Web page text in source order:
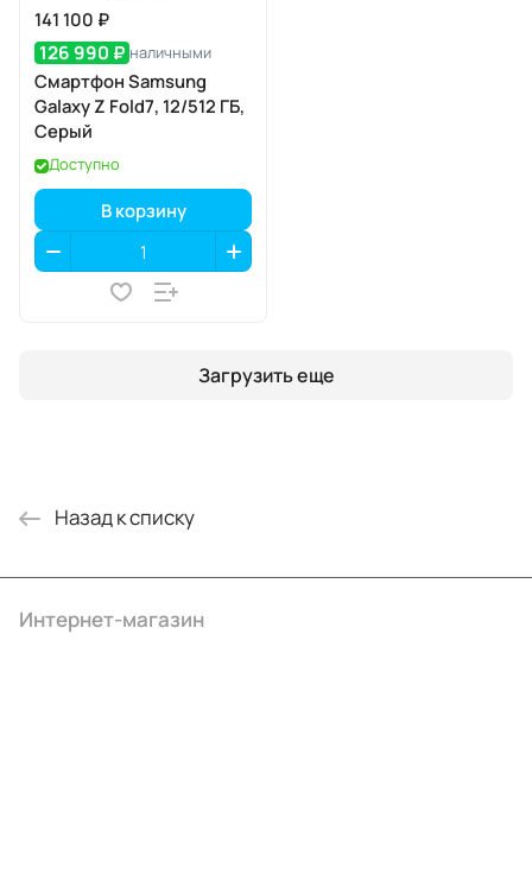
141 100 ₽
126 990 ₽ наличными
Смартфон Samsung
Galaxy Z Fold7, 12/512 ГБ,
Серый
Доступно
В корзину
Загрузить еще
Назад к списку
Интернет-магазин